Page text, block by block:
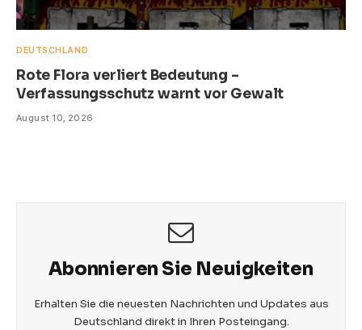
DEUTSCHLAND
Rote Flora verliert Bedeutung –
Verfassungsschutz warnt vor Gewalt
August 10, 2026
Abonnieren Sie Neuigkeiten
Erhalten Sie die neuesten Nachrichten und Updates aus
Deutschland direkt in Ihren Posteingang.